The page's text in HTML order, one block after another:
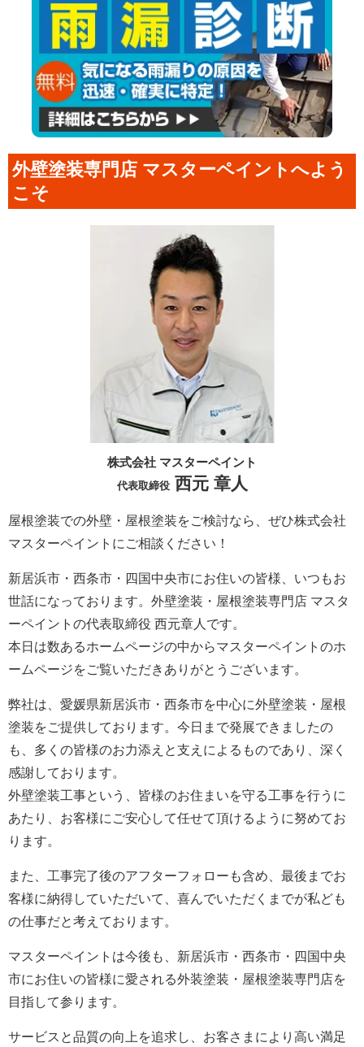
外壁塗装専門店 マスターペイントへよう
こそ
株式会社 マスターペイント
代表取締役西元 章人
屋根塗装での外壁・屋根塗装をご検討なら、ぜひ株式会社
マスターペイントにご相談ください！
新居浜市・西条市・四国中央市にお住いの皆様、いつもお
世話になっております。外壁塗装・屋根塗装専門店 マスタ
ーペイントの代表取締役 西元章人です。
本日は数あるホームページの中からマスターペイントのホ
ームページをご覧いただきありがとうございます。
弊社は、愛媛県新居浜市・西条市を中心に外壁塗装・屋根
塗装をご提供しております。今日まで発展できましたの
も、多くの皆様のお力添えと支えによるものであり、深く
感謝しております。
外壁塗装工事という、皆様のお住まいを守る工事を行うに
あたり、お客様にご安心して任せて頂けるように努めてお
ります。
また、工事完了後のアフターフォローも含め、最後までお
客様に納得していただいて、喜んでいただくまでが私ども
の仕事だと考えております。
マスターペイントは今後も、新居浜市・西条市・四国中央
市にお住いの皆様に愛される外装塗装・屋根塗装専門店を
目指して参ります。
サービスと品質の向上を追求し、お客さまにより高い満足